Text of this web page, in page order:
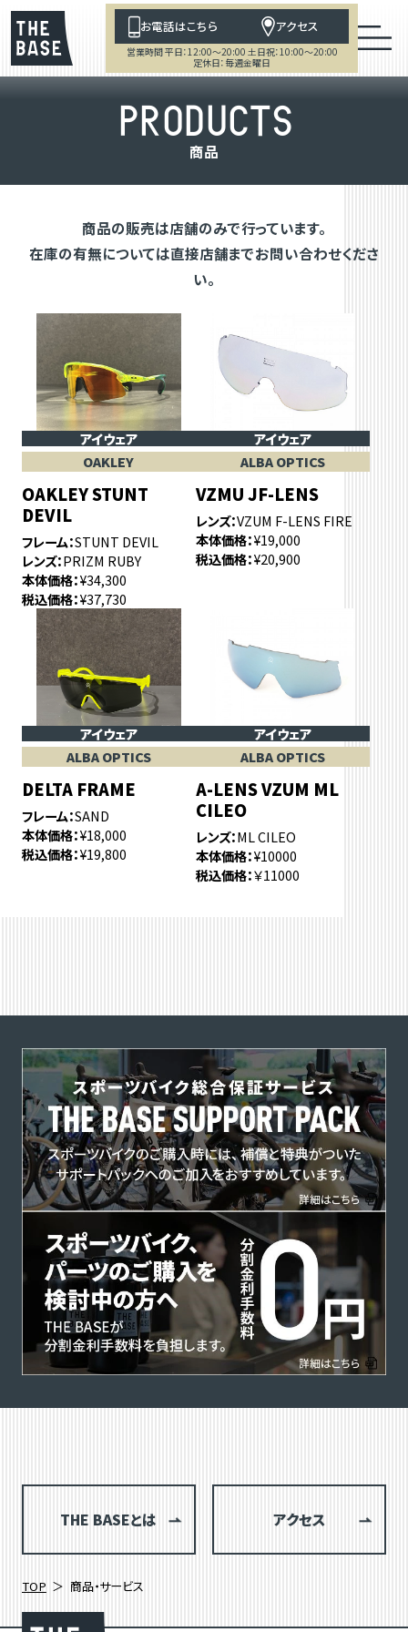
お電話はこちら アクセス
営業時間 平日：12:00～20:00 土日祝：10:00～20:00
定休日：毎週金曜日
PRODUCTS
商品
商品の販売は店舗のみで行っています。
在庫の有無については直接店舗までお問い合わせくださ
い。
アイウェア
OAKLEY
OAKLEY STUNT
DEVIL
フレーム STUNT DEVIL
レンズ PRIZM RUBY
本体価格 ¥34,300
税込価格 ¥37,730
アイウェア
ALBA OPTICS
VZMU JF-LENS
レンズ VZUM F-LENS FIRE
本体価格 ¥19,000
税込価格 ¥20,900
アイウェア
ALBA OPTICS
DELTA FRAME
フレーム SAND
本体価格 ¥18,000
税込価格 ¥19,800
アイウェア
ALBA OPTICS
A-LENS VZUM ML
CILEO
レンズ ML CILEO
本体価格 ¥10000
税込価格 ￥11000
THE BASEとは アクセス
TOP 商品・サービス